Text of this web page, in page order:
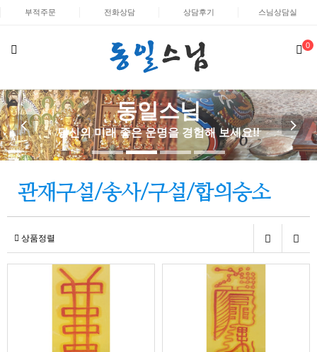
부적주문 전화상담 상담후기 스님상담실
0
동일스님
당신의 미래 좋은 운명을 경험해 보세요!!
관재구설/송사/구설/합의승소
상품정렬